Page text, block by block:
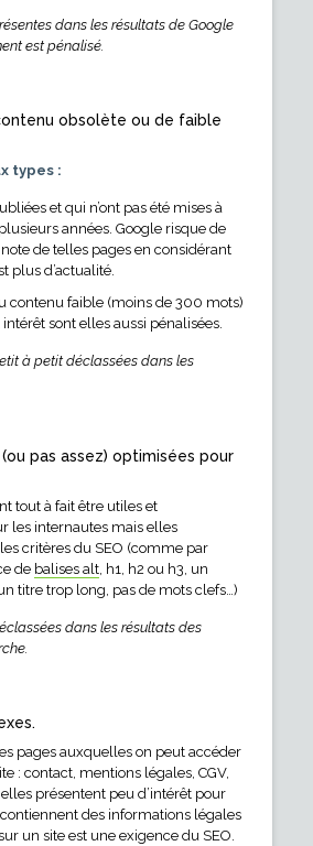
dans les résultats de Google
est pénalisé.
obsolète ou de faible
types :
et qui n’ont pas été mises à
années. Google risque de
de telles pages en considérant
plus d’actualité.
contenu faible (moins de 300 mots)
sont elles aussi pénalisées.
à petit déclassées dans les
pas assez) optimisées pour
tout à fait être utiles et
les internautes mais elles
critères du SEO (comme par
de balises alt, h1, h2 ou h3, un
titre trop long, pas de mots clefs…)
dans les résultats des
pages auxquelles on peut accéder
: contact, mentions légales, CGV,
présentent peu d’intérêt pour
des informations légales
un site est une exigence du SEO.